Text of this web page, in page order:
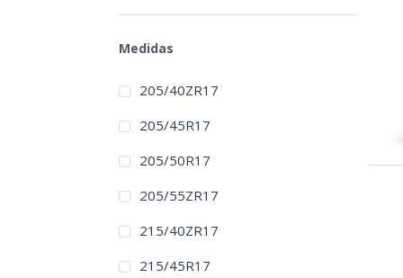
Medidas
205/40ZR17
205/45R17
205/50R17
205/55ZR17
215/40ZR17
215/45R17